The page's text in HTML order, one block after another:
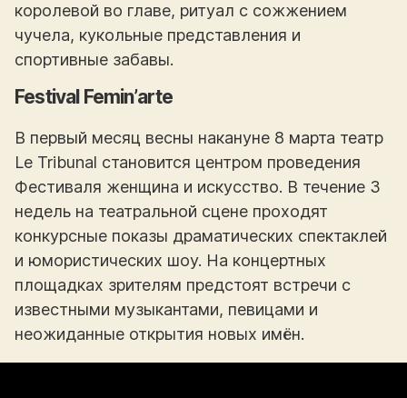
королевой во главе, ритуал с сожжением
чучела, кукольные представления и
спортивные забавы.
Festival Femin’arte
В первый месяц весны накануне 8 марта театр
Le Tribunal становится центром проведения
Фестиваля женщина и искусство. В течение 3
недель на театральной сцене проходят
конкурсные показы драматических спектаклей
и юмористических шоу. На концертных
площадках зрителям предстоят встречи с
известными музыкантами, певицами и
неожиданные открытия новых имён.